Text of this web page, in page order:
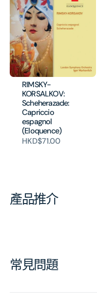
RIMSKY-
KORSALKOV:
Scheherazade:
Capriccio
espagnol
(Eloquence)
HKD$71.00
產品推介
常見問題